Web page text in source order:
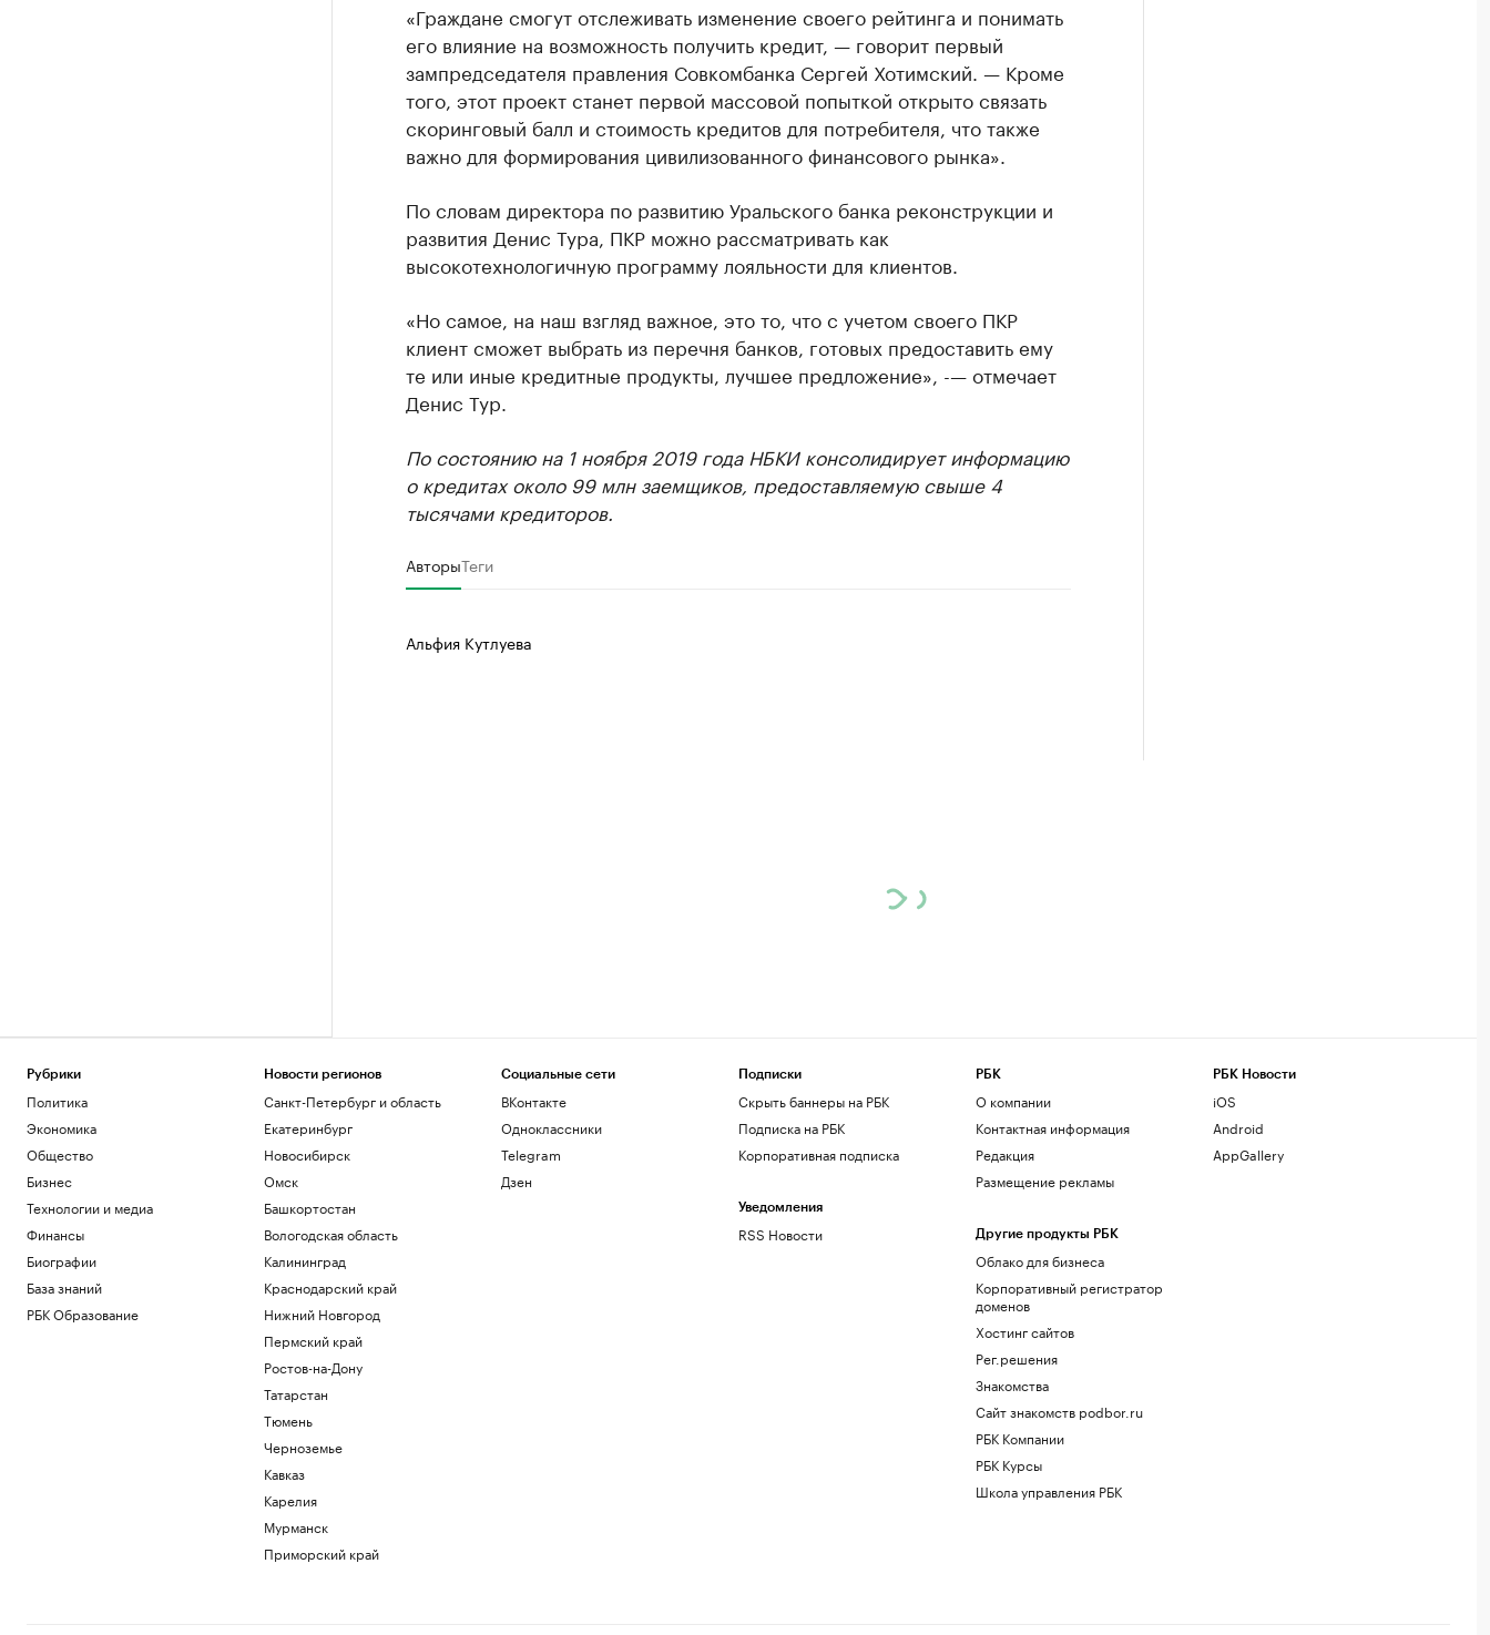
«Граждане смогут отслеживать изменение своего рейтинга и понимать
его влияние на возможность получить кредит, — говорит первый
зампредседателя правления Совкомбанка Сергей Хотимский. — Кроме
того, этот проект станет первой массовой попыткой открыто связать
скоринговый балл и стоимость кредитов для потребителя, что также
важно для формирования цивилизованного финансового рынка».
По словам директора по развитию Уральского банка реконструкции и
развития Денис Тура, ПКР можно рассматривать как
высокотехнологичную программу лояльности для клиентов.
«Но самое, на наш взгляд важное, это то, что с учетом своего ПКР
клиент сможет выбрать из перечня банков, готовых предоставить ему
те или иные кредитные продукты, лучшее предложение», -— отмечает
Денис Тур.
По состоянию на 1 ноября 2019 года НБКИ консолидирует информацию
о кредитах около 99 млн заемщиков, предоставляемую свыше 4
тысячами кредиторов.
АвторыТеги
Альфия Кутлуева
Рубрики
Политика
Экономика
Общество
Бизнес
Технологии и медиа
Финансы
Биографии
База знаний
РБК Образование
Новости регионов
Санкт-Петербург и область
Екатеринбург
Новосибирск
Омск
Башкортостан
Вологодская область
Калининград
Краснодарский край
Нижний Новгород
Пермский край
Ростов-на-Дону
Татарстан
Тюмень
Черноземье
Кавказ
Карелия
Мурманск
Приморский край
Социальные сети
ВКонтакте
Одноклассники
Telegram
Дзен
Подписки
Скрыть баннеры на РБК
Подписка на РБК
Корпоративная подписка
Уведомления
RSS Новости
РБК
О компании
Контактная информация
Редакция
Размещение рекламы
Другие продукты РБК
Облако для бизнеса
Корпоративный регистратор
доменов
Хостинг сайтов
Рег.решения
Знакомства
Сайт знакомств podbor.ru
РБК Компании
РБК Курсы
Школа управления РБК
РБК Новости
iOS
Android
AppGallery